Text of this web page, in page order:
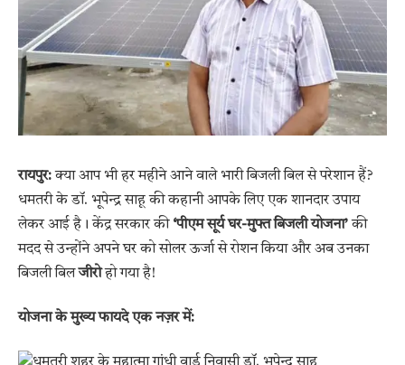
रायपुर:क्या आप भी हर महीने आने वाले भारी बिजली बिल से परेशान हैं?
धमतरी के डॉ. भूपेन्द्र साहू की कहानी आपके लिए एक शानदार उपाय
लेकर आई है। केंद्र सरकार की ‘पीएम सूर्य घर-मुफ्त बिजली योजना’की
मदद से उन्होंने अपने घर को सोलर ऊर्जा से रोशन किया और अब उनका
बिजली बिलजीरोहो गया है!
योजना के मुख्य फायदे एक नज़र में: